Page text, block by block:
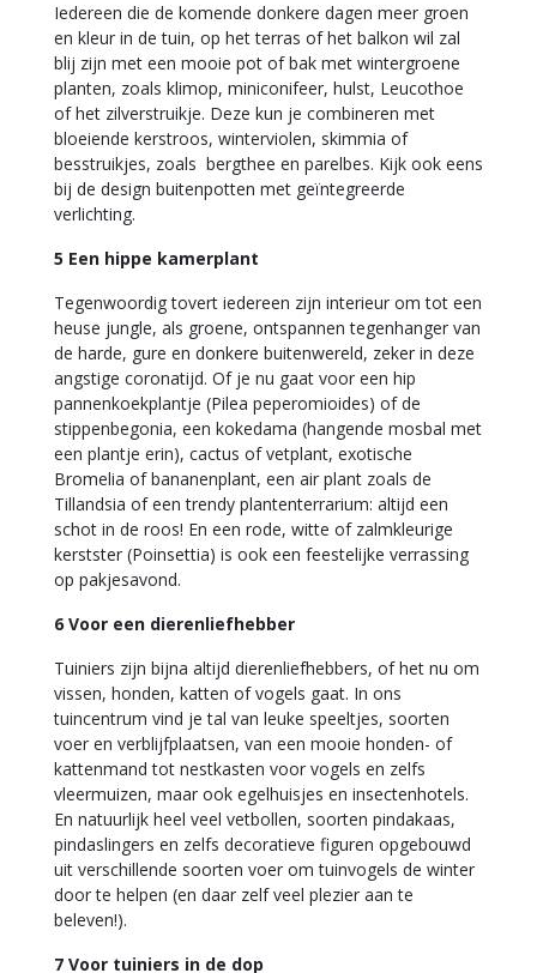
Iedereen die de komende donkere dagen meer groen
en kleur in de tuin, op het terras of het balkon wil zal
blij zijn met een mooie pot of bak met wintergroene
planten, zoals klimop, miniconifeer, hulst, Leucothoe
of het zilverstruikje. Deze kun je combineren met
bloeiende kerstroos, winterviolen, skimmia of
besstruikjes, zoals bergthee en parelbes. Kijk ook eens
bij de design buitenpotten met geïntegreerde
verlichting.
5 Een hippe kamerplant
Tegenwoordig tovert iedereen zijn interieur om tot een
heuse jungle, als groene, ontspannen tegenhanger van
de harde, gure en donkere buitenwereld, zeker in deze
angstige coronatijd. Of je nu gaat voor een hip
pannenkoekplantje (Pilea peperomioides) of de
stippenbegonia, een kokedama (hangende mosbal met
een plantje erin), cactus of vetplant, exotische
Bromelia of bananenplant, een air plant zoals de
Tillandsia of een trendy plantenterrarium: altijd een
schot in de roos! En een rode, witte of zalmkleurige
kerstster (Poinsettia) is ook een feestelijke verrassing
op pakjesavond.
6 Voor een dierenliefhebber
Tuiniers zijn bijna altijd dierenliefhebbers, of het nu om
vissen, honden, katten of vogels gaat. In ons
tuincentrum vind je tal van leuke speeltjes, soorten
voer en verblijfplaatsen, van een mooie honden- of
kattenmand tot nestkasten voor vogels en zelfs
vleermuizen, maar ook egelhuisjes en insectenhotels.
En natuurlijk heel veel vetbollen, soorten pindakaas,
pindaslingers en zelfs decoratieve figuren opgebouwd
uit verschillende soorten voer om tuinvogels de winter
door te helpen (en daar zelf veel plezier aan te
beleven!).
7 Voor tuiniers in de dop